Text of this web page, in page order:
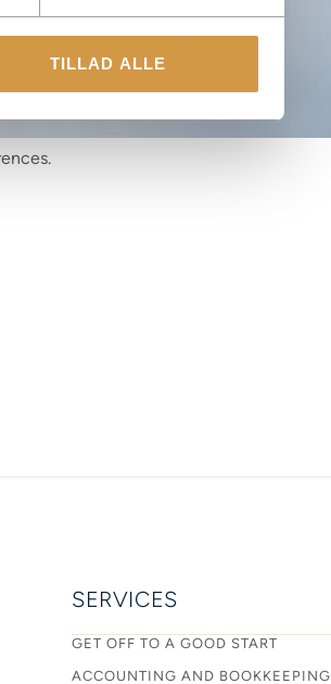
TILLAD ALLE
SERVICES
GET OFF TO A GOOD START
ACCOUNTING AND BOOKKEEPING